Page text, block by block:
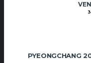
PYEONGCHANG